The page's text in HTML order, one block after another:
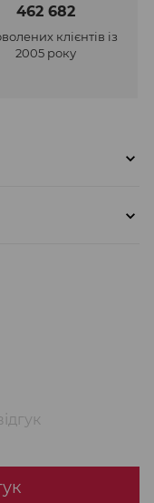
462 682
клієнтів із
2005 року